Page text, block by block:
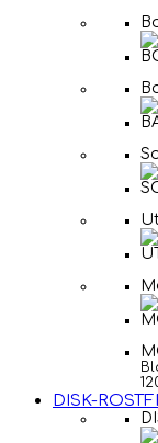
DISK-